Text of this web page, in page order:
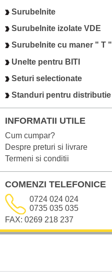
Surubelnite
Surubelnite izolate VDE
Surubelnite cu maner " T "
Unelte pentru BITI
Seturi selectionate
Standuri pentru distributie
INFORMATII UTILE
Cum cumpar?
Despre preturi si livrare
Termeni si conditii
COMENZI TELEFONICE
0724 024 024
0735 035 035
FAX: 0269 218 237